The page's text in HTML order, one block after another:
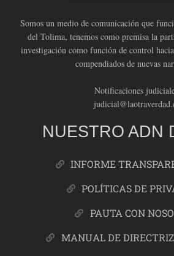
Somos un medio de comunicación que
del Tolima, tenemos como premisa la
investigación como función de control
compendiados de nuevas
Notificaciones
NUESTRO ADN
INFORME
POLÍTICAS DE
PAUTA CON
MANUAL DE